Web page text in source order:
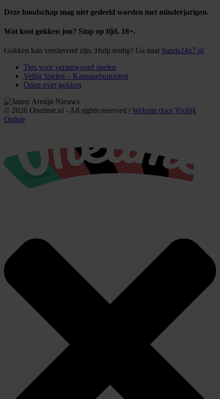
Deze boodschap mag niet gedeeld worden met minderjarigen.
Wat kost gokken jou? Stop op tijd. 18+.
Gokken kan verslavend zijn. Hulp nodig? Ga naar hands24x7.nl
Tips voor verantwoord spelen
Veilig Spelen – Kansspelautoriteit
Open over gokken
© 2026 Onetime.nl - All rights reserved | Website door Vrolijk
Online